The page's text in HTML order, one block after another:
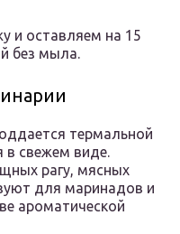
и оставляем на 15
без мыла.
термальной
в свежем виде.
рагу, мясных
для маринадов и
ароматической